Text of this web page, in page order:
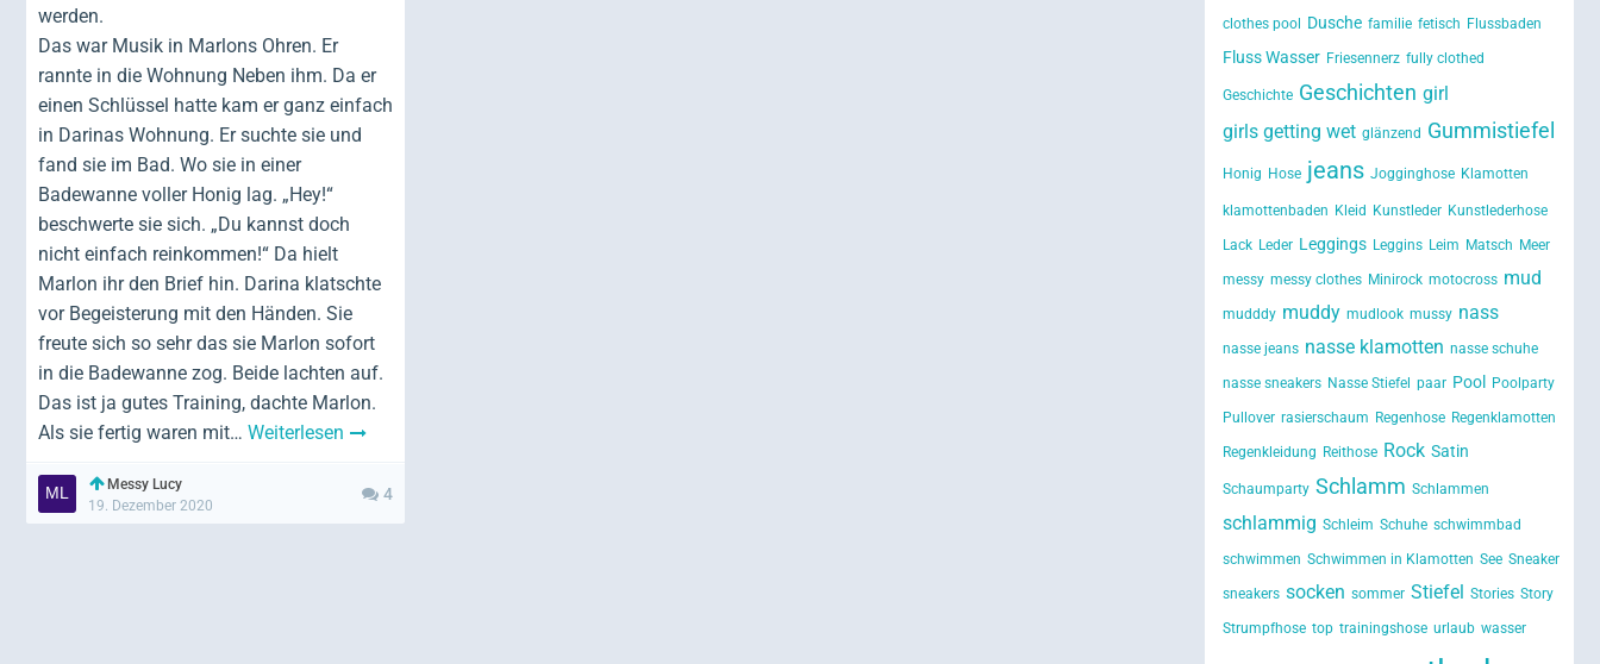
werden.
Das war Musik in Marlons Ohren. Er
rannte in die Wohnung Neben ihm. Da er
einen Schlüssel hatte kam er ganz einfach
in Darinas Wohnung. Er suchte sie und
fand sie im Bad. Wo sie in einer
Badewanne voller Honig lag. „Hey!“
beschwerte sie sich. „Du kannst doch
nicht einfach reinkommen!“ Da hielt
Marlon ihr den Brief hin. Darina klatschte
vor Begeisterung mit den Händen. Sie
freute sich so sehr das sie Marlon sofort
in die Badewanne zog. Beide lachten auf.
Das ist ja gutes Training, dachte Marlon.
Als sie fertig waren mit… Weiterlesen
Messy Lucy
19. Dezember 2020
4
clothes pool Dusche familie fetisch Flussbaden
Fluss Wasser Friesennerz fully clothed
Geschichte Geschichten girl
girls getting wet glänzend Gummistiefel
Honig Hose jeans Jogginghose Klamotten
klamottenbaden Kleid Kunstleder Kunstlederhose
Lack Leder Leggings Leggins Leim Matsch Meer
messy messy clothes Minirock motocross mud
mudddy muddy mudlook mussy nass
nasse jeans nasse klamotten nasse schuhe
nasse sneakers Nasse Stiefel paar Pool Poolparty
Pullover rasierschaum Regenhose Regenklamotten
Regenkleidung Reithose Rock Satin
Schaumparty Schlamm Schlammen
schlammig Schleim Schuhe schwimmbad
schwimmen Schwimmen in Klamotten See Sneaker
sneakers socken sommer Stiefel Stories Story
Strumpfhose top trainingshose urlaub wasser